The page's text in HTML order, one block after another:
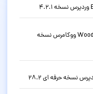
قالب فروشگاهی چندمنظوره وودمارت WoodMart ووکامرس نسخه